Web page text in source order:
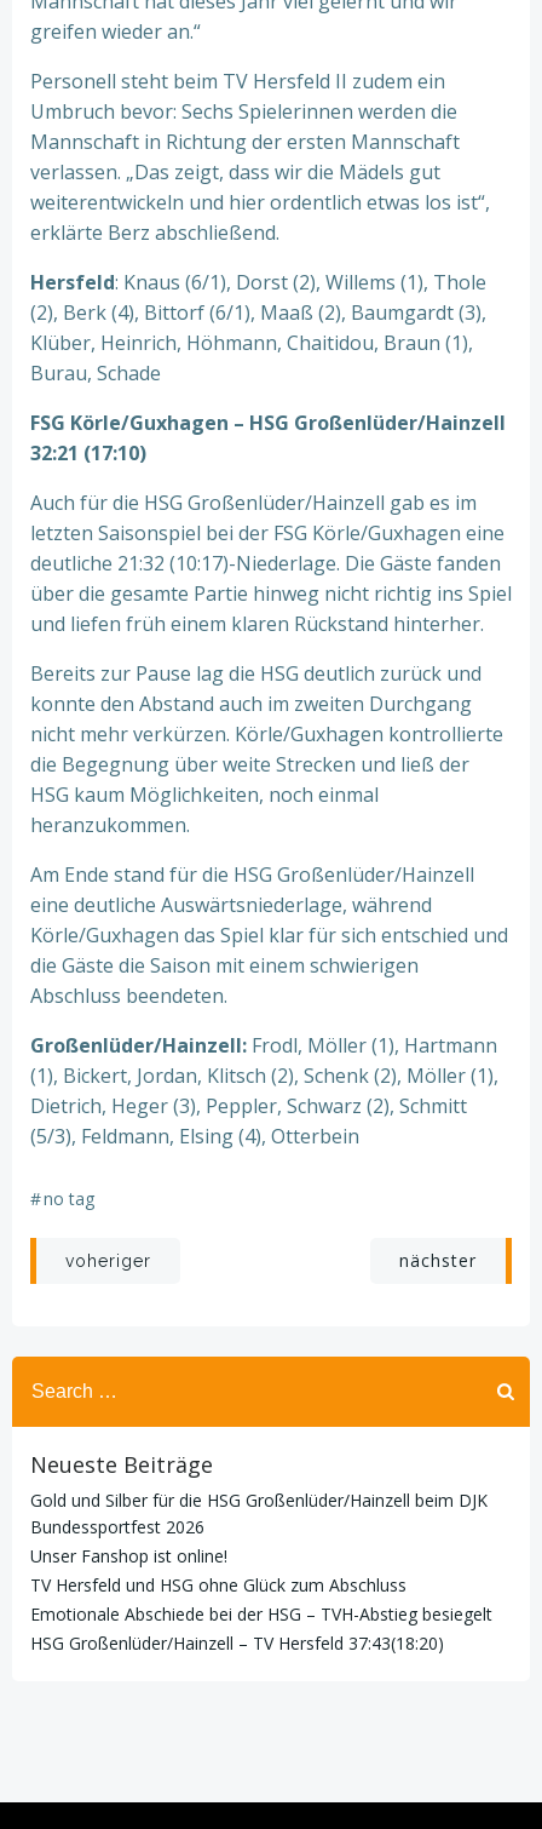
greifen wieder an.“
Personell steht beim TV Hersfeld II zudem ein
Umbruch bevor: Sechs Spielerinnen werden die
Mannschaft in Richtung der ersten Mannschaft
verlassen. „Das zeigt, dass wir die Mädels gut
weiterentwickeln und hier ordentlich etwas los ist“,
erklärte Berz abschließend.
Hersfeld: Knaus (6/1), Dorst (2), Willems (1), Thole
(2), Berk (4), Bittorf (6/1), Maaß (2), Baumgardt (3),
Klüber, Heinrich, Höhmann, Chaitidou, Braun (1),
Burau, Schade
FSG Körle/Guxhagen – HSG Großenlüder/Hainzell
32:21 (17:10)
Auch für die HSG Großenlüder/Hainzell gab es im
letzten Saisonspiel bei der FSG Körle/Guxhagen eine
deutliche 21:32 (10:17)-Niederlage. Die Gäste fanden
über die gesamte Partie hinweg nicht richtig ins Spiel
und liefen früh einem klaren Rückstand hinterher.
Bereits zur Pause lag die HSG deutlich zurück und
konnte den Abstand auch im zweiten Durchgang
nicht mehr verkürzen. Körle/Guxhagen kontrollierte
die Begegnung über weite Strecken und ließ der
HSG kaum Möglichkeiten, noch einmal
heranzukommen.
Am Ende stand für die HSG Großenlüder/Hainzell
eine deutliche Auswärtsniederlage, während
Körle/Guxhagen das Spiel klar für sich entschied und
die Gäste die Saison mit einem schwierigen
Abschluss beendeten.
Großenlüder/Hainzell: Frodl, Möller (1), Hartmann
(1), Bickert, Jordan, Klitsch (2), Schenk (2), Möller (1),
Dietrich, Heger (3), Peppler, Schwarz (2), Schmitt
(5/3), Feldmann, Elsing (4), Otterbein
#no tag
Beitragsnavigation
voheriger nächster
Search
for:
Neueste Beiträge
Gold und Silber für die HSG Großenlüder/Hainzell beim DJK
Bundessportfest 2026
Unser Fanshop ist online!
TV Hersfeld und HSG ohne Glück zum Abschluss
Emotionale Abschiede bei der HSG – TVH-Abstieg besiegelt
HSG Großenlüder/Hainzell – TV Hersfeld 37:43(18:20)